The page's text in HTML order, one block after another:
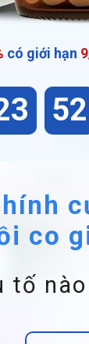
có giới hạn
50
co
tố